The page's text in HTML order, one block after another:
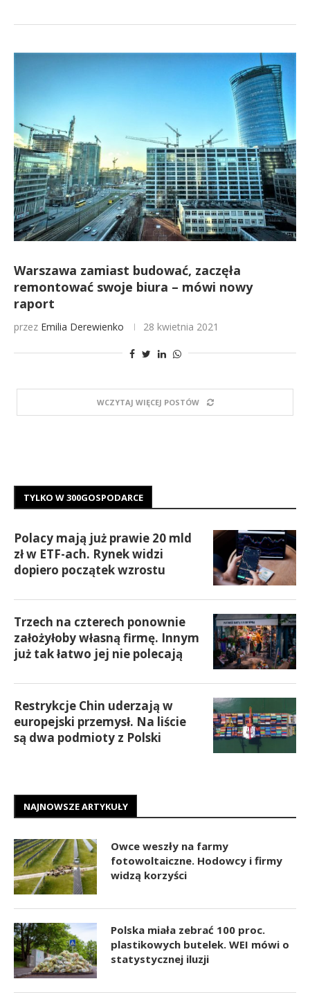
Warszawa zamiast budować, zaczęła
remontować swoje biura – mówi nowy
raport
przez Emilia Derewienko 28 kwietnia 2021
WCZYTAJ WIĘCEJ POSTÓW
TYLKO W 300GOSPODARCE
Polacy mają już prawie 20 mld
zł w ETF-ach. Rynek widzi
dopiero początek wzrostu
Trzech na czterech ponownie
założyłoby własną firmę. Innym
już tak łatwo jej nie polecają
Restrykcje Chin uderzają w
europejski przemysł. Na liście
są dwa podmioty z Polski
NAJNOWSZE ARTYKUŁY
Owce weszły na farmy
fotowoltaiczne. Hodowcy i firmy
widzą korzyści
Polska miała zebrać 100 proc.
plastikowych butelek. WEI mówi o
statystycznej iluzji